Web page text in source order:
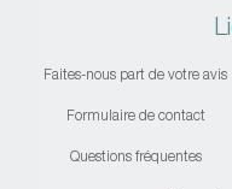
Faites-nous part de votre avis
Formulaire de contact
Questions fréquentes